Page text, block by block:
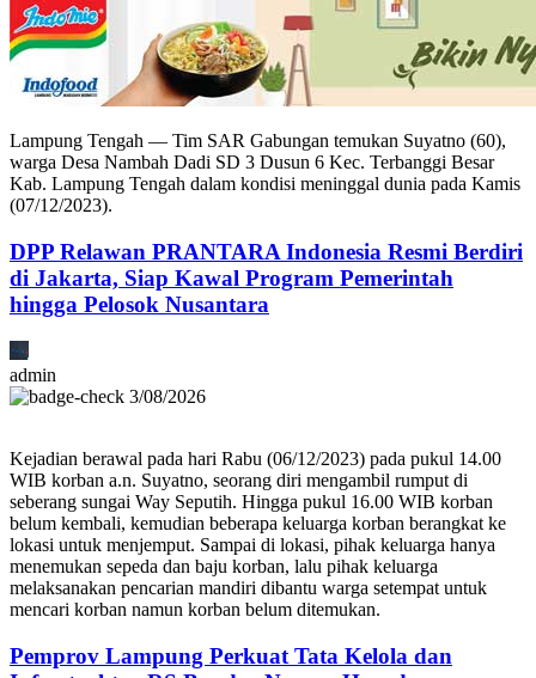
Lampung Tengah — Tim SAR Gabungan temukan Suyatno (60),
warga Desa Nambah Dadi SD 3 Dusun 6 Kec. Terbanggi Besar
Kab. Lampung Tengah dalam kondisi meninggal dunia pada Kamis
(07/12/2023).
DPP Relawan PRANTARA Indonesia Resmi Berdiri
di Jakarta, Siap Kawal Program Pemerintah
hingga Pelosok Nusantara
admin
3/08/2026
Kejadian berawal pada hari Rabu (06/12/2023) pada pukul 14.00
WIB korban a.n. Suyatno, seorang diri mengambil rumput di
seberang sungai Way Seputih. Hingga pukul 16.00 WIB korban
belum kembali, kemudian beberapa keluarga korban berangkat ke
lokasi untuk menjemput. Sampai di lokasi, pihak keluarga hanya
menemukan sepeda dan baju korban, lalu pihak keluarga
melaksanakan pencarian mandiri dibantu warga setempat untuk
mencari korban namun korban belum ditemukan.
Pemprov Lampung Perkuat Tata Kelola dan